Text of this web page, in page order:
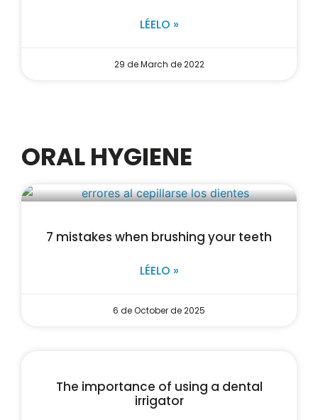
LÉELO »
29 de March de 2022
ORAL HYGIENE
7 mistakes when brushing your teeth
LÉELO »
6 de October de 2025
The importance of using a dental
irrigator